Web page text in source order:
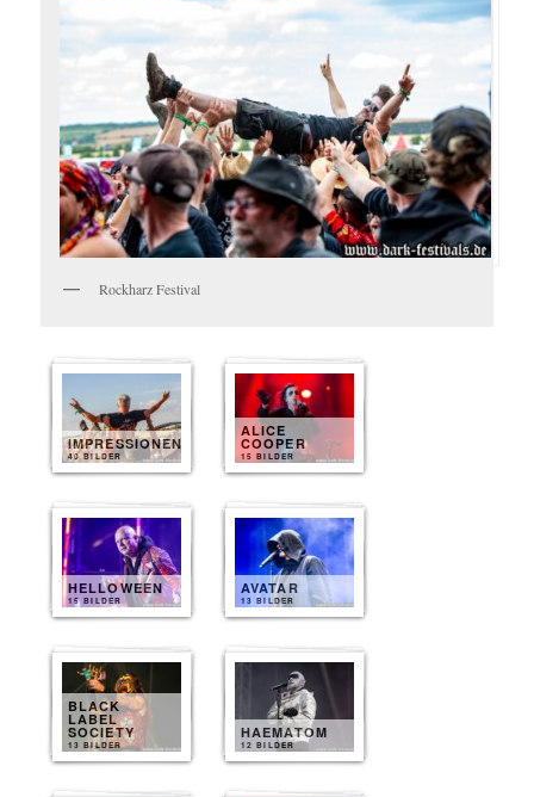
Rockharz Festival
IMPRESSIONEN
40 BILDER
ALICE
COOPER
15 BILDER
HELLOWEEN
15 BILDER
AVATAR
13 BILDER
BLACK
LABEL
SOCIETY
13 BILDER
HAEMATOM
12 BILDER